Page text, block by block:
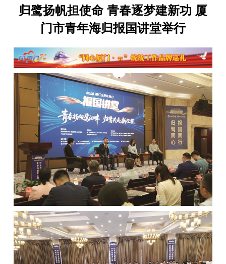
归鹭扬帆担使命 青春逐梦建新功 厦
门市青年海归报国讲堂举行